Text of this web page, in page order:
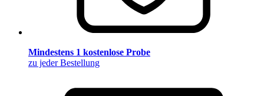
Mindestens 1 kostenlose Probe
zu jeder Bestellung